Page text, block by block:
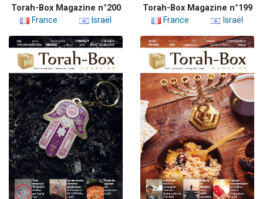
Torah-Box Magazine n°200
France
Israël
Torah-Box Magazine n°199
France
Israël